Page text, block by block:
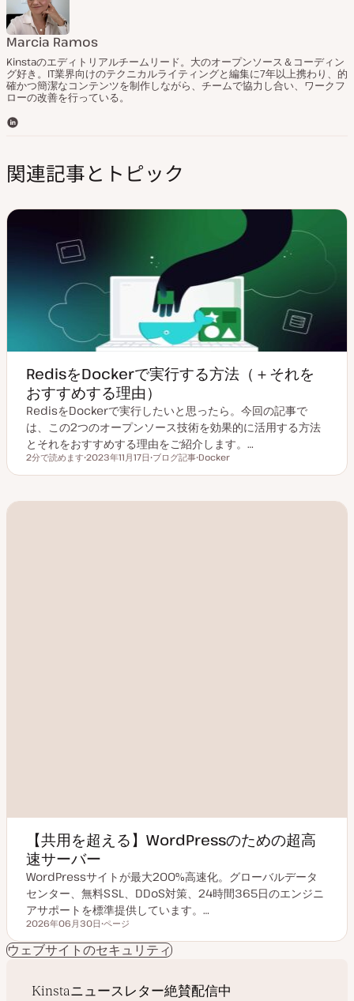
Marcia Ramos
Kinstaのエディトリアルチームリード。大のオープンソース＆コーディン
グ好き。IT業界向けのテクニカルライティングと編集に7年以上携わり、的
確かつ簡潔なコンテンツを制作しながら、チームで協力し合い、ワークフ
ローの改善を行っている。
L
k
e
I
関連記事とトピック
RedisをDockerで実行する方法（＋それを
おすすめする理由）
RedisをDockerで実行したいと思ったら。今回の記事で
は、この2つのオープンソース技術を効果的に活用する方法
とそれをおすすめする理由をご紹介します。…
読むのにかかる時間
2分で読めます
新
2023年11月17日
稿
ブログ記事
ピ
Docker
【共用を超える】WordPressのための超高
速サーバー
WordPressサイトが最大200%高速化。グローバルデータ
センター、無料SSL、DDoS対策、24時間365日のエンジニ
アサポートを標準提供しています。…
更新日
2026年06月30日
稿
タ
ページ
ウェブサイトのセキュリティ